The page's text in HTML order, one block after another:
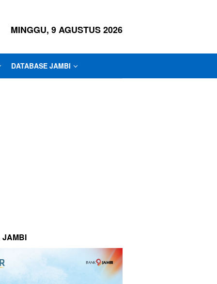
MINGGU, 9 AGUSTUS 2026
DATABASE JAMBI